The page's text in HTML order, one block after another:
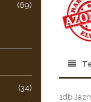
1db
(69)
(34)